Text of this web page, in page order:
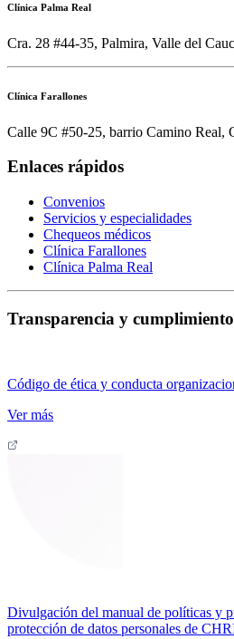
Clínica Palma Real
Cra. 28 #44-35, Palmira, Valle del
Clínica Farallones
Calle 9C #50-25, barrio Camino Real,
Enlaces rápidos
Convenios
Servicios y especialidades
Chequeos médicos
Clínica Farallones
Clínica Palma Real
Transparencia y cumplimiento
Código de ética y conducta
Ver más
Divulgación del manual de políticas y
protección de datos personales de